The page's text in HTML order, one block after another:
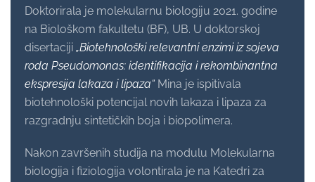
Doktorirala je molekularnu biologiju 2021. godine
na Biološkom fakultetu (BF), UB. U doktorskoj
disertaciji „Biotehnološki relevantni enzimi iz sojeva
roda Pseudomonas: identifikacija i rekombinantna
ekspresija lakaza i lipaza“ Mina je ispitivala
biotehnološki potencijal novih lakaza i lipaza za
razgradnju sintetičkih boja i biopolimera.
Nakon završenih studija na modulu Molekularna
biologija i fiziologija volontirala je na Katedri za